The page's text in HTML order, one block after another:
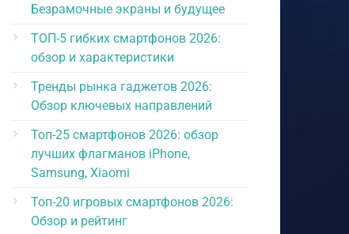
Безрамочные экраны и будущее
ТОП-5 гибких смартфонов 2026:
обзор и характеристики
Тренды рынка гаджетов 2026:
Обзор ключевых направлений
Топ-25 смартфонов 2026: обзор
лучших флагманов iPhone,
Samsung, Xiaomi
Топ-20 игровых смартфонов 2026:
Обзор и рейтинг